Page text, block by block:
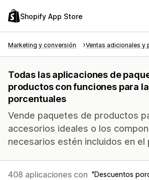
Shopify App Store
Marketing y conversión Ventas adicionales y
Todas las aplicaciones de
productos con funciones para
porcentuales
Vende paquetes de productos
accesorios ideales o los
necesarios estén incluidos en el
408 aplicaciones con Descuentos